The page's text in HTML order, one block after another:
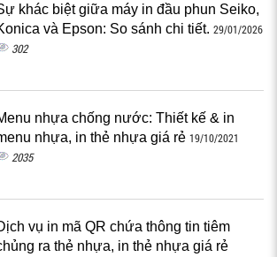
khác biệt giữa máy in đầu phun Seiko,
và Epson: So sánh chi tiết. 29/01/2026
302
nhựa chống nước: Thiết kế & in
nhựa, in thẻ nhựa giá rẻ 19/10/2021
2035
vụ in mã QR chứa thông tin tiêm
ra thẻ nhựa, in thẻ nhựa giá rẻ